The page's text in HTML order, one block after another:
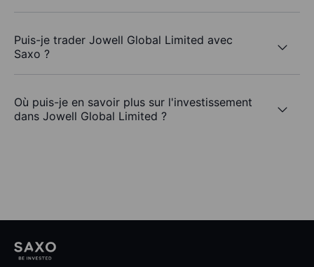
Puis-je trader Jowell Global Limited avec
Saxo ?
Où puis-je en savoir plus sur l'investissement
dans Jowell Global Limited ?